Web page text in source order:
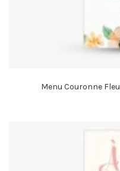
Menu Couronne